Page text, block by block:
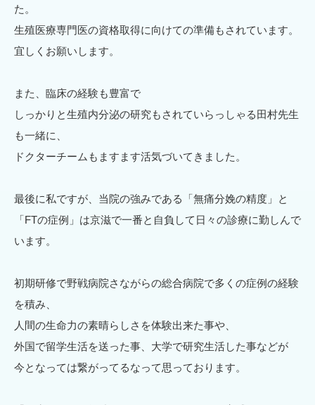
た。
生殖医療専門医の資格取得に向けての準備もされています。
宜しくお願いします。
また、臨床の経験も豊富で
しっかりと生殖内分泌の研究もされていらっしゃる田村先生
も一緒に、
ドクターチームもますます活気づいてきました。
最後に私ですが、当院の強みである「無痛分娩の精度」と
「FTの症例」は京滋で一番と自負して日々の診療に勤しんで
います。
初期研修で野戦病院さながらの総合病院で多くの症例の経験
を積み、
人間の生命力の素晴らしさを体験出来た事や、
外国で留学生活を送った事、大学で研究生活した事などが
今となっては繋がってるなって思っております。